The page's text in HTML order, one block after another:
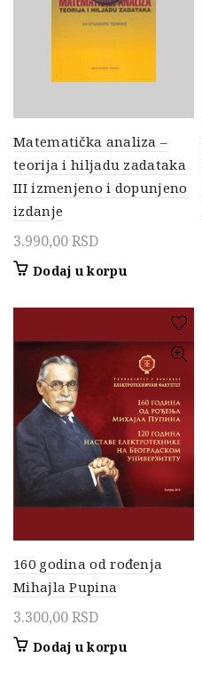
Matematička analiza –
teorija i hiljadu zadataka
III izmenjeno i dopunjeno
izdanje
3.990,00RSD
Dodaj u korpu
160 godina od rođenja
Mihajla Pupina
3.300,00RSD
Dodaj u korpu